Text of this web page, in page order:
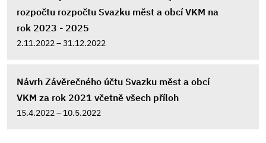
rozpočtu rozpočtu Svazku měst a obcí VKM na
rok 2023 - 2025
2.11.2022 – 31.12.2022
Návrh Závěrečného účtu Svazku měst a obcí
VKM za rok 2021 včetně všech příloh
15.4.2022 – 10.5.2022